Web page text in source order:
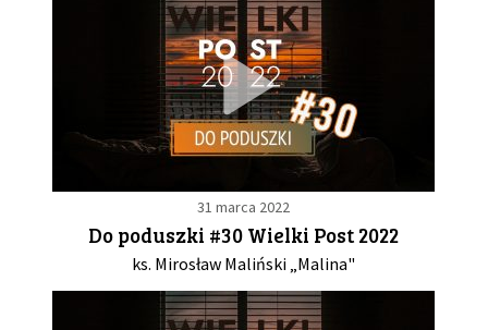
31 marca 2022
Do poduszki #30 Wielki Post 2022
ks. Mirosław Maliński „Malina"